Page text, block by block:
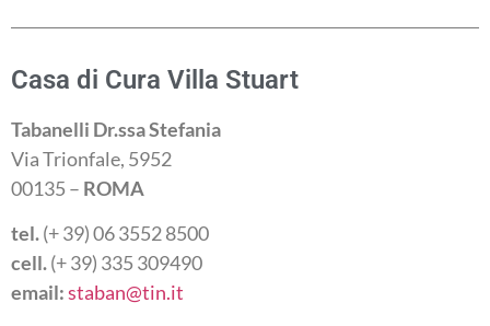
Casa di Cura Villa Stuart
Tabanelli Dr.ssa Stefania
Via Trionfale, 5952
00135 – ROMA
tel.(+ 39) 06 3552 8500
cell.(+ 39) 335 309490
email:staban@tin.it